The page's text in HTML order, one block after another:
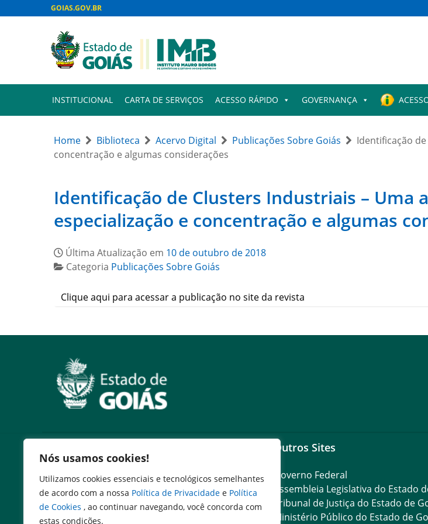
Nós usamos cookies!
Utilizamos cookies essenciais e tecnológicos semelhantes
de acordo com a nossa Política de Privacidade e Política
de Cookies , ao continuar navegando, você concorda com
estas condições.
GOIAS.GOV.BR
INSTITUCIONAL CARTA DE SERVIÇOS ACESSO RÁPIDO GOVERNANÇA
Home Biblioteca Acervo Digital Publicações Sobre Goiás
Identificação
concentração e algumas considerações
Identificação de Clusters Industriais – Uma
especialização e concentração e algumas
Última Atualização em 10 de outubro de 2018
Categoria Publicações Sobre Goiás
Clique aqui para acessar a publicação no site da revista
Expresso Goiás
Expresso Aplicações
Expresso Servidor
SEI Governadoria
Outros Sites
Governo Federal
Assembleia Legislativa do Estado
Tribunal de Justiça do Estado de
Ministério Público do Estado de